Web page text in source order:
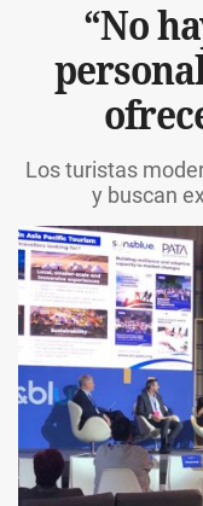
“No
Los turistas
y buscan